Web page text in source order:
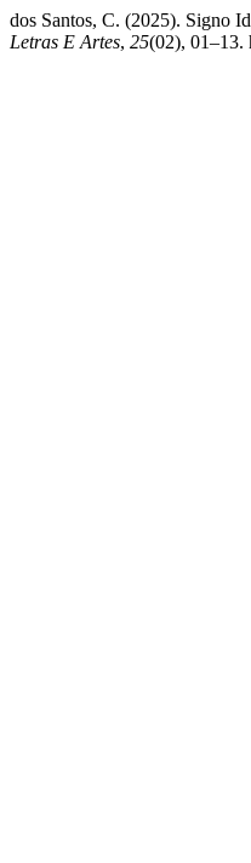
dos Santos, C. (2025). Signo
Letras E Artes, 25(02), 01–13.